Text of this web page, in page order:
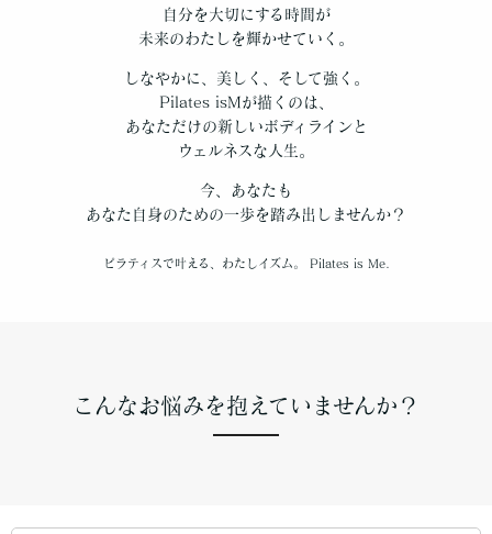
自分を大切にする時間が
未来のわたしを輝かせていく。
しなやかに、美しく、そして強く。
Pilates isMが描くのは、
あなただけの新しいボディラインと
ウェルネスな人生。
今、あなたも
あなた自身のための一歩を踏み出しませんか？
ピラティスで叶える、わたしイズム。 Pilates is Me.
こんなお悩みを抱えていませんか？